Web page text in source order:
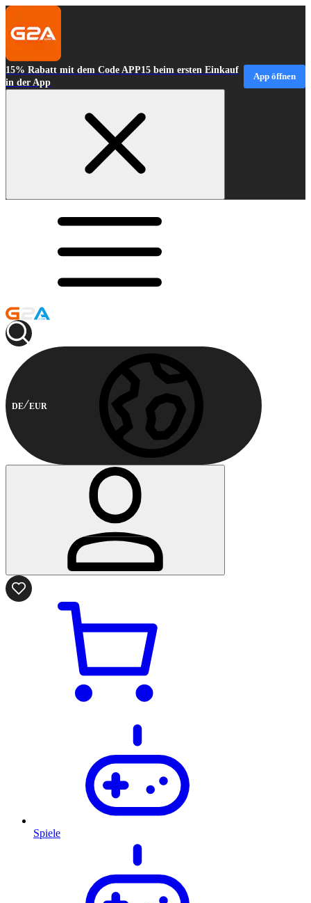
15% Rabatt mit dem Code APP15 beim ersten Einkauf
in der App
App öffnen
DE EUR
Spiele